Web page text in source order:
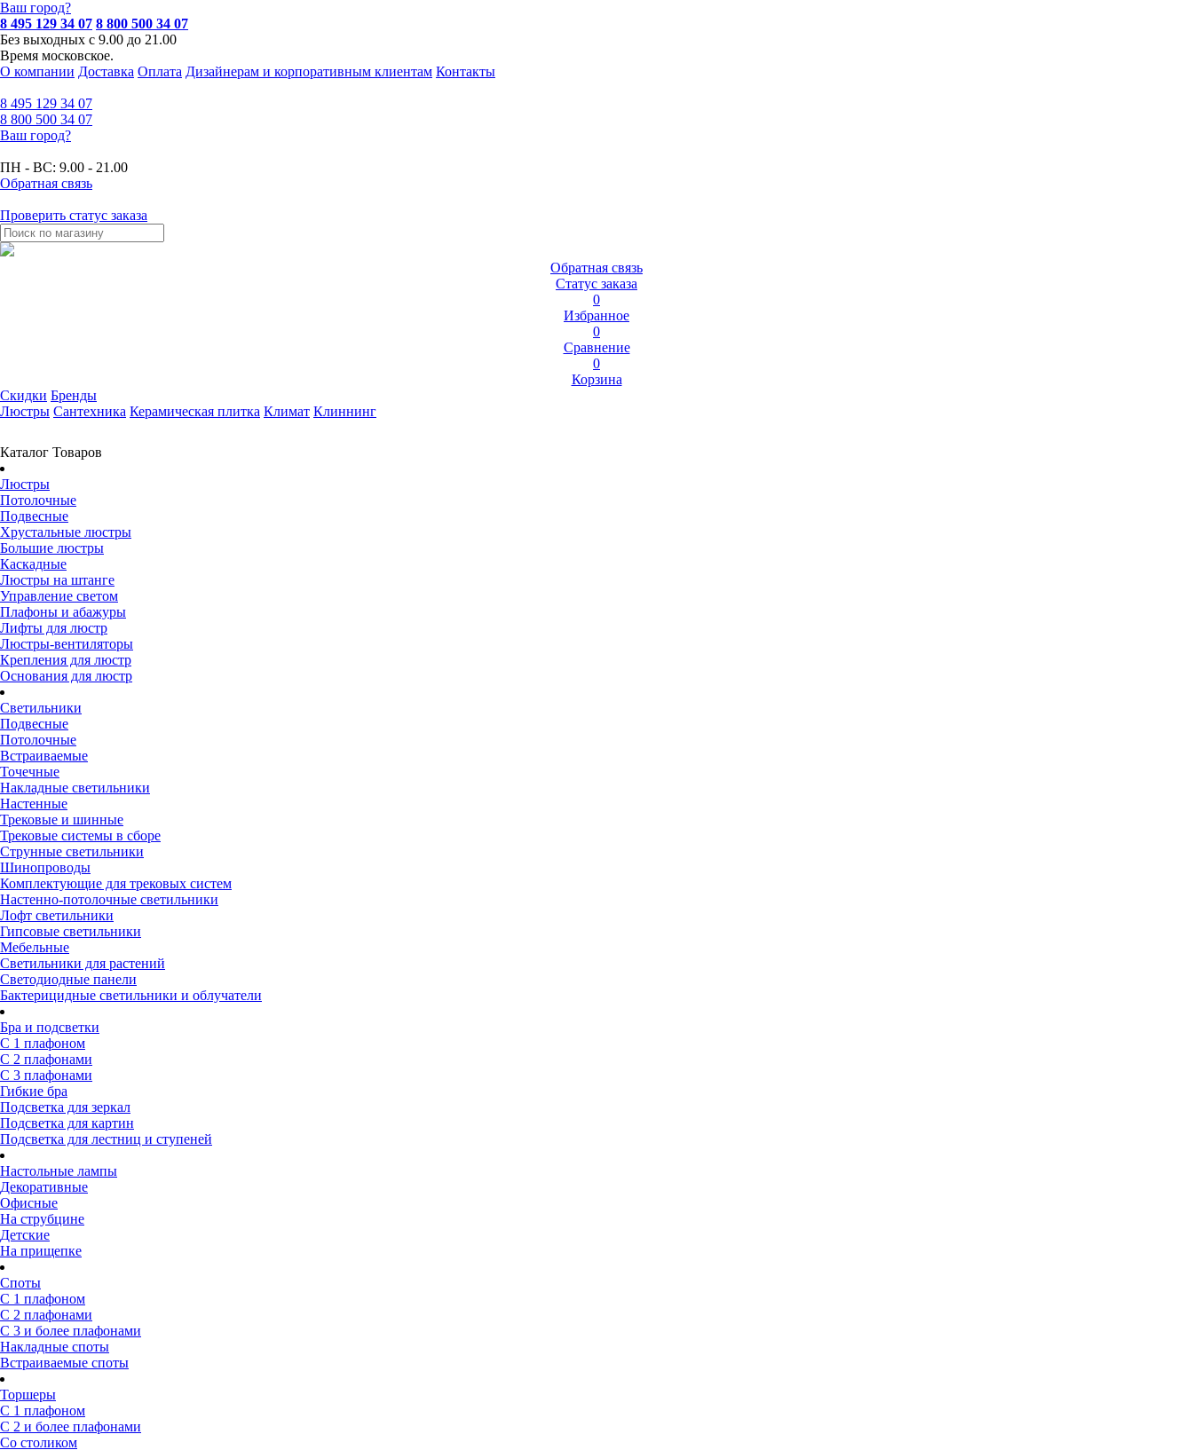
Ваш город?
8 495 129 34 07 8 800 500 34 07
Без выходных с 9.00 до 21.00
Время московское.
О компании Доставка Оплата Дизайнерам и корпоративным клиентам Контакты
8 495 129 34 07
8 800 500 34 07
Ваш город?
ПН - ВС: 9.00 - 21.00
Обратная связь
Проверить статус заказа
Обратная связь
Статус заказа
0
Избранное
0
Сравнение
0
Корзина
Скидки Бренды
Люстры Сантехника Керамическая плитка Климат Клиннинг
Каталог Товаров
Люстры
Потолочные
Подвесные
Хрустальные люстры
Большие люстры
Каскадные
Люстры на штанге
Управление светом
Плафоны и абажуры
Лифты для люстр
Люстры-вентиляторы
Крепления для люстр
Основания для люстр
Светильники
Подвесные
Потолочные
Встраиваемые
Точечные
Накладные светильники
Настенные
Трековые и шинные
Трековые системы в сборе
Струнные светильники
Шинопроводы
Комплектующие для трековых систем
Настенно-потолочные светильники
Лофт светильники
Гипсовые светильники
Мебельные
Светильники для растений
Светодиодные панели
Бактерицидные светильники и облучатели
Бра и подсветки
С 1 плафоном
С 2 плафонами
С 3 плафонами
Гибкие бра
Подсветка для зеркал
Подсветка для картин
Подсветка для лестниц и ступеней
Настольные лампы
Декоративные
Офисные
На струбцине
Детские
На прищепке
Споты
С 1 плафоном
С 2 плафонами
С 3 и более плафонами
Накладные споты
Встраиваемые споты
Торшеры
С 1 плафоном
С 2 и более плафонами
Со столиком